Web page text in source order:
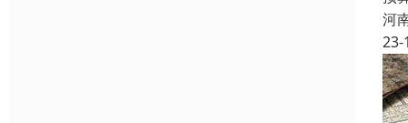
河
23-